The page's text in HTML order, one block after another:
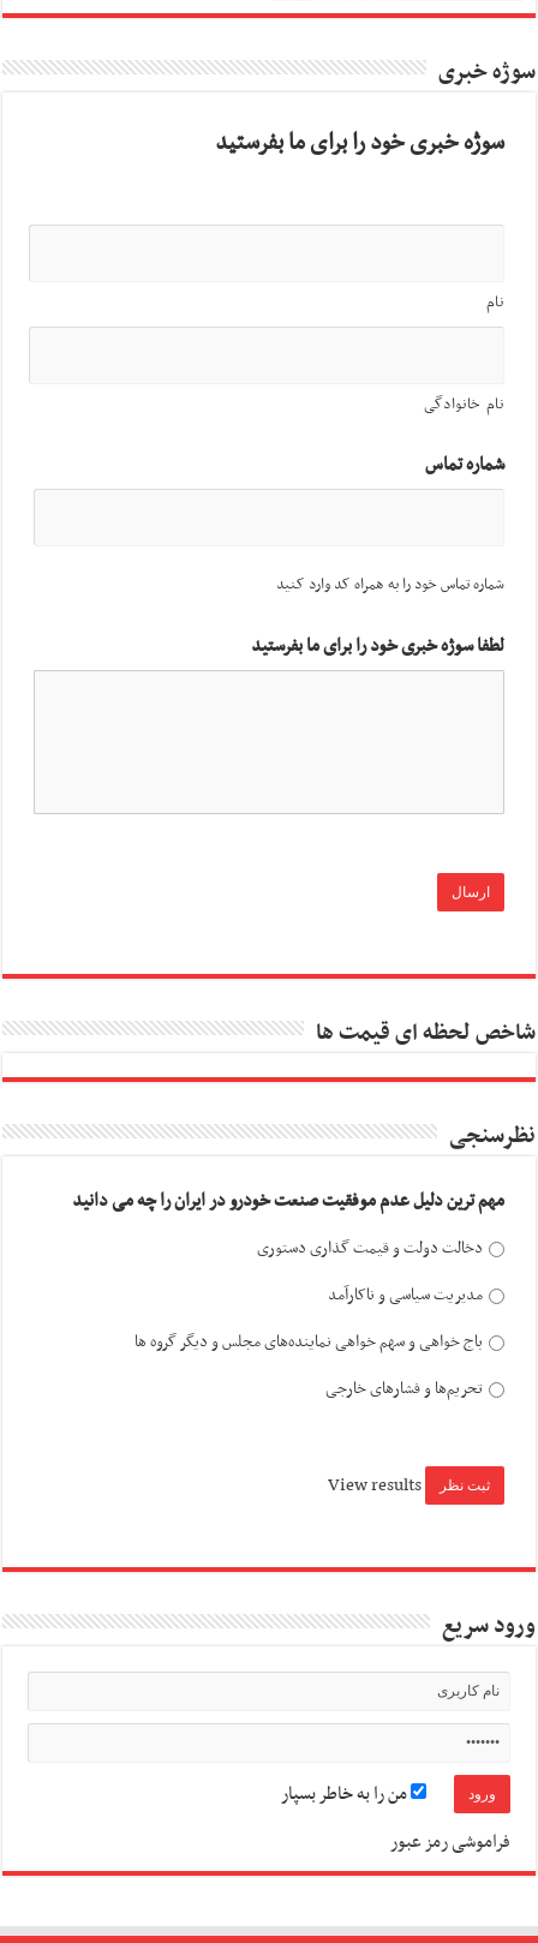
سوژه خبری
سوژه خبری خود را برای ما بفرستید
نام
نام خانوادگی
شماره تماس
شماره تماس خود را به همراه کد وارد کنید
لطفا سوژه خبری خود را برای ما بفرستید
شاخص لحظه ای قیمت ها
نظرسنجی
مهم ترین دلیل عدم موفقیت صنعت خودرو در ایران را چه می دانید
دخالت دولت و قیمت گذاری دستوری
مدیریت سیاسی و ناکارآمد
باج خواهی و سهم خواهی نماینده‌های مجلس و دیگر گروه ها
تحریم‌ها و فشارهای خارجی
View results
ورود سریع
من را به خاطر بسپار
فراموشی رمز عبور